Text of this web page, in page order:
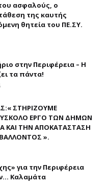
ασφαλούς, ο
της καυτής
θητεία του ΠΕ.ΣΥ.
στην Περιφέρεια – Η
τα πάντα!
ΣΤΗΡΙΖΟΥΜΕ
ΕΡΓΟ ΤΩΝ ΔΗΜΩΝ
ΚΑΙ ΤΗΝ ΑΠΟΚΑΤΑΣΤΑΣΗ
».
για την Περιφέρεια
Καλαμάτα